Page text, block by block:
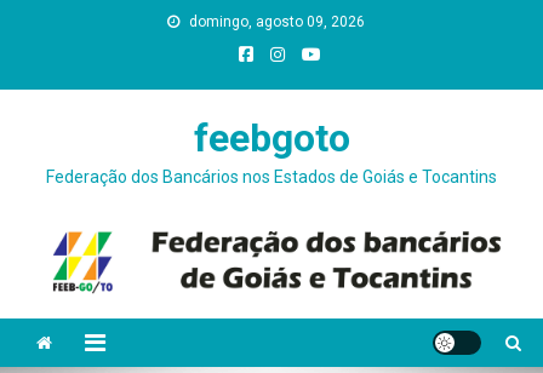
domingo, agosto 09, 2026
feebgoto
Federação dos Bancários nos Estados de Goiás e Tocantins